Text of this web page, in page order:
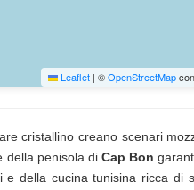
Leaflet | ©OpenStreetMap
cristallino creano scenari
della penisola diCap Bon
della cucina tunisina ricca